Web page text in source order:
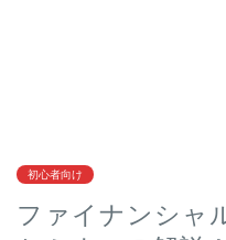
初心者向け
ファイナンシャ